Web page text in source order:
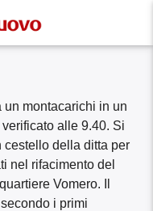
un montacarichi in un
alle 9.40. Si
cestello della ditta per
nel rifacimento del
Vomero. Il
i primi